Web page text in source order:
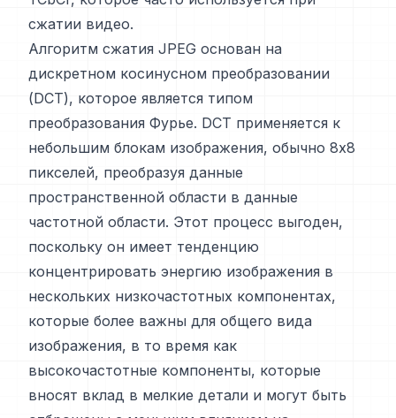
сжатии видео.
Алгоритм сжатия JPEG основан на
дискретном косинусном преобразовании
(DCT), которое является типом
преобразования Фурье. DCT применяется к
небольшим блокам изображения, обычно 8x8
пикселей, преобразуя данные
пространственной области в данные
частотной области. Этот процесс выгоден,
поскольку он имеет тенденцию
концентрировать энергию изображения в
нескольких низкочастотных компонентах,
которые более важны для общего вида
изображения, в то время как
высокочастотные компоненты, которые
вносят вклад в мелкие детали и могут быть